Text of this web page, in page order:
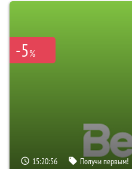
-5%
15:20:55 Получи первым!